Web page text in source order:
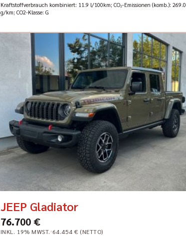
Kraftstoffverbrauch kombiniert: 11.9 l/100km; CO₂-Emissionen (komb.): 269.0
g/km; CO2-Klasse: G
JEEP Gladiator
76.700 €
INKL. 19% MWST. 64.454 € (NETTO)